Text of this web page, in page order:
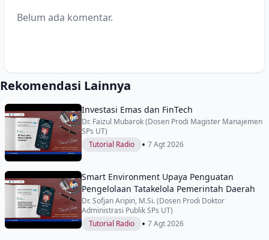
Belum ada komentar.
Rekomendasi Lainnya
Investasi Emas dan FinTech
Dr. Faizul Mubarok (Dosen Prodi Magister Manajemen
SPs UT)
Tutorial Radio
• 7 Agt 2026
Smart Environment Upaya Penguatan
Pengelolaan Tatakelola Pemerintah Daerah
Dr. Sofjan Aripin, M.Si. (Dosen Prodi Doktor
Administrasi Publik SPs UT)
Tutorial Radio
• 7 Agt 2026